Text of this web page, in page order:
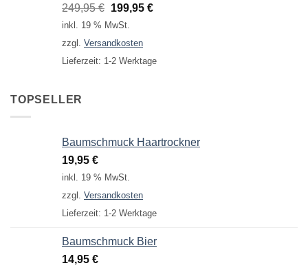
249,95€ Ursprünglicher
Preis
249,95 €
199,95 €Aktueller
inkl. 19 % MwSt.
zzgl. Versandkosten
Lieferzeit: 1-2 Werktage
TOPSELLER
Baumschmuck Haartrockner
19,95 €
inkl. 19 % MwSt.
zzgl. Versandkosten
Lieferzeit: 1-2 Werktage
Baumschmuck Bier
14,95 €